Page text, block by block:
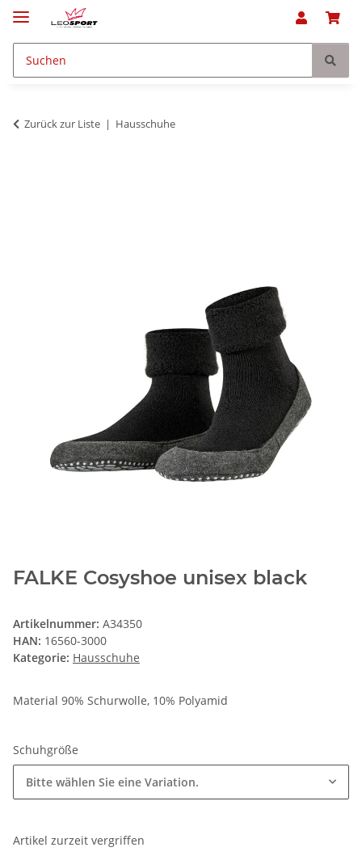
Zurück zur Liste Hausschuhe
FALKE Cosyshoe unisex black
Artikelnummer: A34350
HAN: 16560-3000
Kategorie: Hausschuhe
Material 90% Schurwolle, 10% Polyamid
Schuhgröße
Bitte wählen Sie eine Variation.
Artikel zurzeit vergriffen